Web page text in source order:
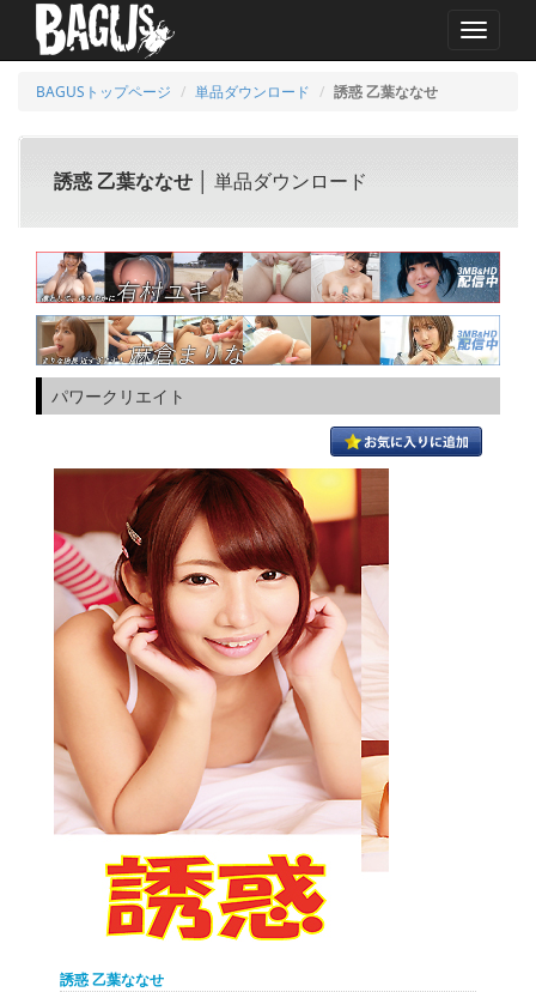
MENU
BAGUSトップページ 単品ダウンロード 誘惑 乙葉ななせ
誘惑 乙葉ななせ │ 単品ダウンロード
パワークリエイト
誘惑 乙葉ななせ